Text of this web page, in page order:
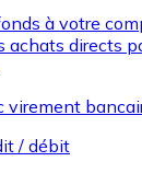
à votre
achats directs
virement
/ débit